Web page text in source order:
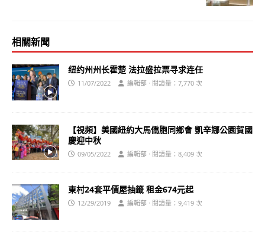
相關新聞
纽约州州长霍楚 法拉盛拉票寻求连任
11/07/2022 編輯部 · 閱讀量：7,770 次
【視頻】美國紐約大馬僑胞同鄉會 凱辛娜公園賀國
慶迎中秋
09/05/2022 編輯部 · 閱讀量：8,409 次
東村24套平價屋抽籤 租金674元起
12/29/2019 編輯部 · 閱讀量：9,419 次